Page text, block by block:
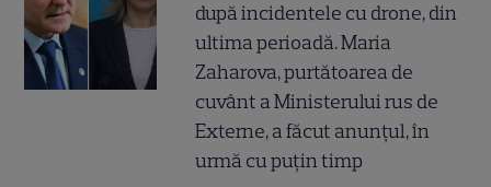
după incidentele cu drone, din
ultima perioadă. Maria
Zaharova, purtătoarea de
cuvânt a Ministerului rus de
Externe, a făcut anunțul, în
urmă cu puțin timp